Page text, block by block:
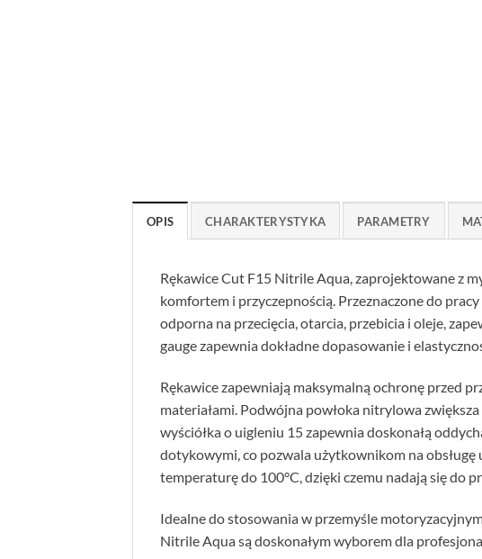
OPIS CHARAKTERYSTYKA PARAMETRY
Rękawice Cut F15 Nitrile Aqua, zaprojektowane z
komfortem i przyczepnością. Przeznaczone do
odporna na przecięcia, otarcia, przebicia i oleje,
gauge zapewnia dokładne dopasowanie i
Rękawice zapewniają maksymalną ochronę przed
materiałami. Podwójna powłoka nitrylowa
wyściółka o uigleniu 15 zapewnia doskonałą
dotykowymi, co pozwala użytkownikom na
temperaturę do 100°C, dzięki czemu nadają się do
Idealne do stosowania w przemyśle
Nitrile Aqua są doskonałym wyborem dla